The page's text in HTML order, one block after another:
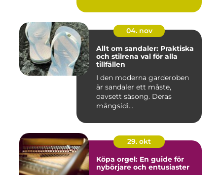
04. nov
Allt om sandaler: Praktiska
och stilrena val för alla
tillfällen
I den moderna garderoben
är sandaler ett måste,
oavsett säsong. Deras
mångsidi...
29. okt
Köpa orgel: En guide för
nybörjare och entusiaster